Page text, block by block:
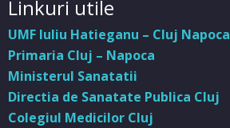
Linkuri utile
UMF Iuliu Hatieganu – Cluj Napoca
Primaria Cluj – Napoca
Ministerul Sanatatii
Directia de Sanatate Publica Cluj
Colegiul Medicilor Cluj